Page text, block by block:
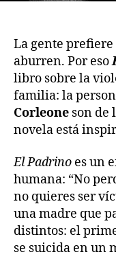
La gente prefiere
aburren. Por eso
libro sobre la
familia: la
Corleone son de
novela está
El Padrino es un
humana: “No
no quieres ser
una madre que
distintos: el
se suicida en un